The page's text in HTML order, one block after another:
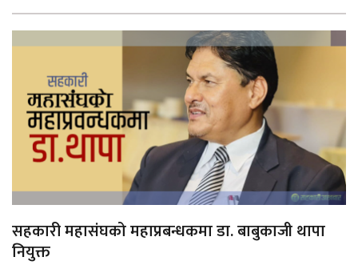
सहकारी महासंघको महाप्रबन्धकमा डा. बाबुकाजी थापा
नियुक्त